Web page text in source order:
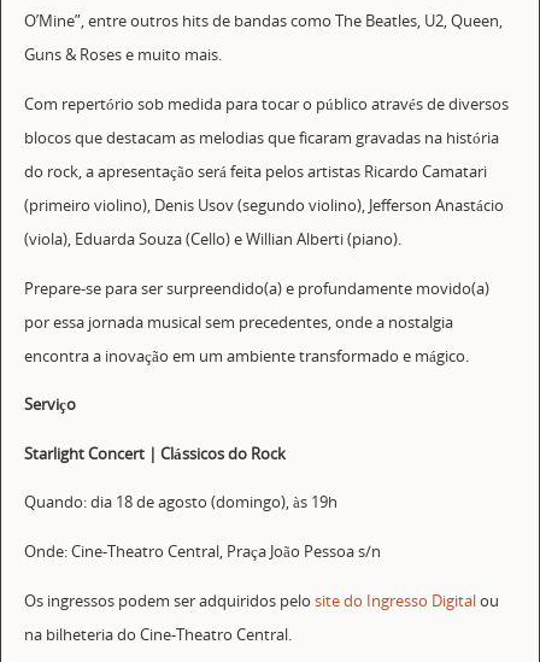
O’Mine”, entre outros hits de bandas como The Beatles, U2, Queen,
Guns & Roses e muito mais.
Com repertório sob medida para tocar o público através de diversos
blocos que destacam as melodias que ficaram gravadas na história
do rock, a apresentação será feita pelos artistas Ricardo Camatari
(primeiro violino), Denis Usov (segundo violino), Jefferson Anastácio
(viola), Eduarda Souza (Cello) e Willian Alberti (piano).
Prepare-se para ser surpreendido(a) e profundamente movido(a)
por essa jornada musical sem precedentes, onde a nostalgia
encontra a inovação em um ambiente transformado e mágico.
Serviço
Starlight Concert | Clássicos do Rock
Quando: dia 18 de agosto (domingo), às 19h
Onde: Cine-Theatro Central, Praça João Pessoa s/n
Os ingressos podem ser adquiridos pelo site do Ingresso Digitalou
na bilheteria do Cine-Theatro Central.